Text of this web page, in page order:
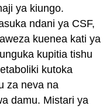
ya kiungo.
ndani ya CSF,
kuenea kati ya
kupitia tishu
kutoka
za neva na
damu. Mistari ya